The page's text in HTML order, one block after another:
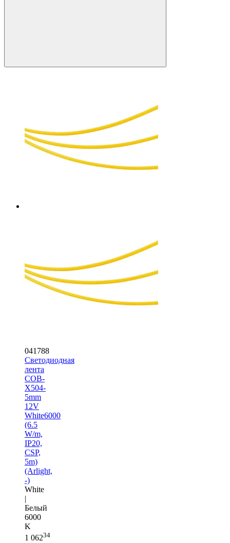
041788
Светодиодная
лента
COB-
X504-
5mm
12V
White6000
(6.5
W/m,
IP20,
CSP,
5m)
(Arlight,
-)
White
|
Белый
6000
K
1 06234